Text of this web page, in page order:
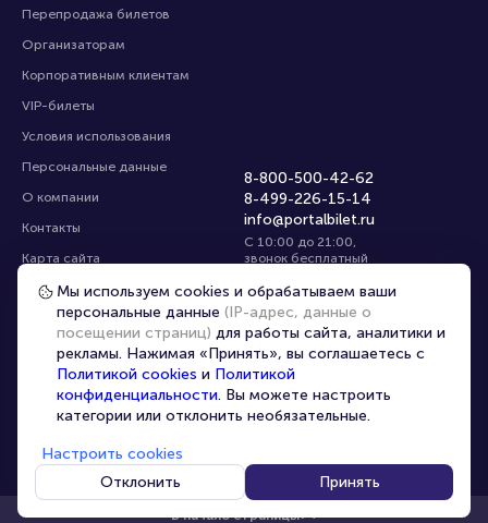
Перепродажа билетов
Организаторам
Корпоративным клиентам
VIP-билеты
Условия использования
Персональные данные
О компании
Контакты
Карта сайта
Управление cookies
8-800-500-42-62
8-499-226-15-14
info@portalbilet.ru
С 10:00 до 21:00,
звонок бесплатный
Все площадки
Главная | Москва
© 2020 - 2026 portalbilet.ru Все права защищены
В начало страницы
Мы используем cookies и обрабатываем ваши
персональные данные (IP-адрес, данные о
посещении страниц) для работы сайта, аналитики и
рекламы. Нажимая «Принять», вы соглашаетесь с
Политикой cookies и Политикой
конфиденциальности. Вы можете настроить
категории или отклонить необязательные.
Настроить cookies
Отклонить
Принять